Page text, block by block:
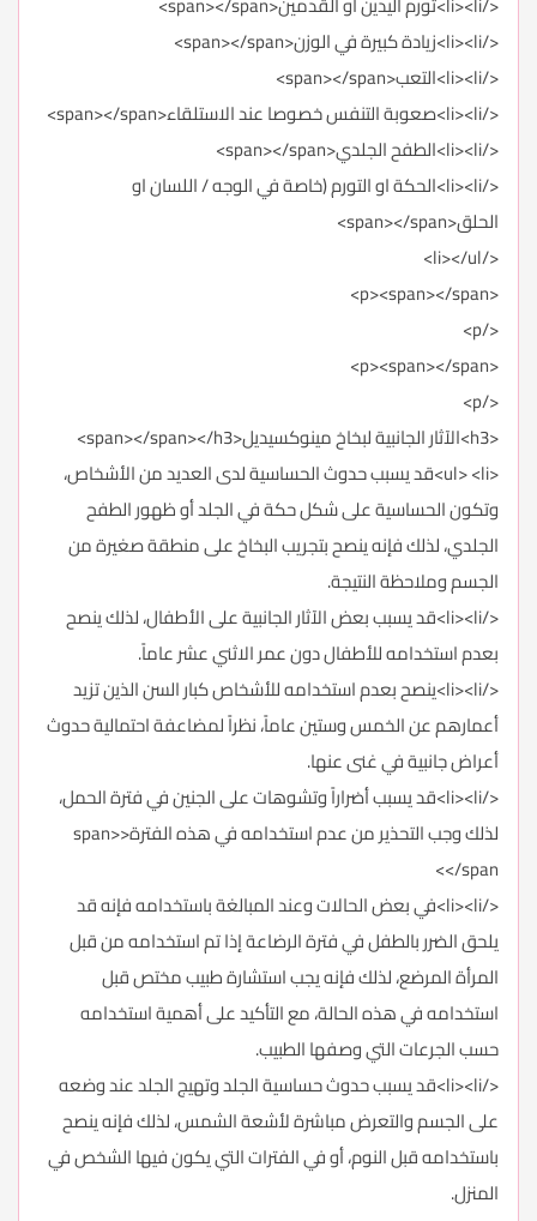
</li><li>زيادة كبيرة في الوزن<span></span>
</li><li>التعب<span></span>
</li><li>صعوبة التنفس خصوصا عند الاستلقاء<span></span>
</li><li>الطفح الجلدي<span></span>
</li><li>الحكة او التورم (خاصة في الوجه / اللسان او
الحلق<span></span>
</li></ul>
<p><span></span>
</p>
<p><span></span>
</p>
<h3>الآثار الجانبية لبخاخ مينوكسيديل<span></span></h3>
<ul> <li>قد يسبب حدوث الحساسية لدى العديد من الأشخاص،
وتكون الحساسية على شكل حكة في الجلد أو ظهور الطفح
الجلدي، لذلك فإنه ينصح بتجريب البخاخ على منطقة صغيرة من
الجسم وملاحظة النتيجة.
</li><li>قد يسبب بعض الآثار الجانبية على الأطفال، لذلك ينصح
بعدم استخدامه للأطفال دون عمر الاثني عشر عاماً.
</li><li>ينصح بعدم استخدامه للأشخاص كبار السن الذين تزيد
أعمارهم عن الخمس وستين عاماً، نظراً لمضاعفة احتمالية حدوث
أعراض جانبية في غنى عنها.
</li><li>قد يسبب أضراراً وتشوهات على الجنين في فترة الحمل،
لذلك وجب التحذير من عدم استخدامه في هذه الفترة<span>
</span>
</li><li>في بعض الحالات وعند المبالغة باستخدامه فإنه قد
يلحق الضرر بالطفل في فترة الرضاعة إذا تم استخدامه من قبل
المرأة المرضع، لذلك فإنه يجب استشارة طبيب مختص قبل
استخدامه في هذه الحالة، مع التأكيد على أهمية استخدامه
حسب الجرعات التي وصفها الطبيب.
</li><li>قد يسبب حدوث حساسية الجلد وتهيج الجلد عند وضعه
على الجسم والتعرض مباشرة لأشعة الشمس، لذلك فإنه ينصح
باستخدامه قبل النوم، أو في الفترات التي يكون فيها الشخص في
المنزل.